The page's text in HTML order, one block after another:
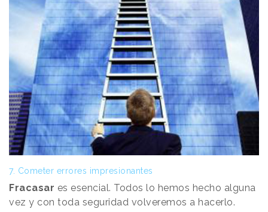
7. Cometer errores impresionantes
Fracasar es esencial. Todos lo hemos hecho alguna
vez y con toda seguridad volveremos a hacerlo.